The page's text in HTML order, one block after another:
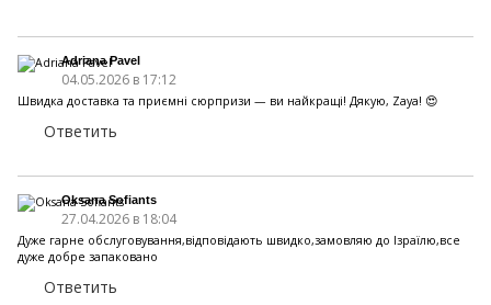
Adriana Pavel
04.05.2026 в 17:12
Швидка доставка та приємні сюрпризи — ви найкращі! Дякую, Zaya! 😍
Ответить
Oksana Sofiants
27.04.2026 в 18:04
Дуже гарне обслуговування,відповідають швидко,замовляю до Ізраїлю,все
дуже добре запаковано
Ответить